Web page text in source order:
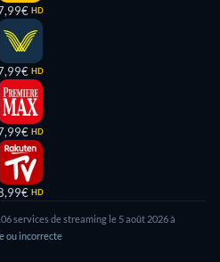
HD
HD
HD
HD
services de streaming le 5 août 2026à
ou incorrecte